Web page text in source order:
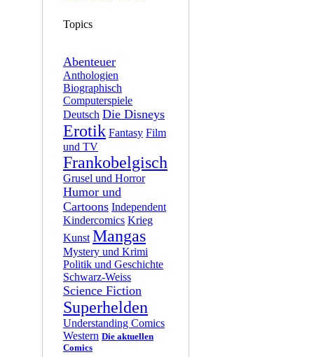
Topics
Abenteuer
Anthologien
Biographisch
Computerspiele
Deutsch Die Disneys
Erotik Fantasy Film
und TV
Frankobelgisch
Grusel und Horror
Humor und
Cartoons Independent
Kindercomics Krieg
Kunst Mangas
Mystery und Krimi
Politik und Geschichte
Schwarz-Weiss
Science Fiction
Superhelden
Understanding Comics
Western Die aktuellen
Comics